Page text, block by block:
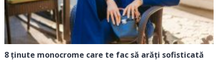
8 ținute monocrome care te fac să arăți sofisticată